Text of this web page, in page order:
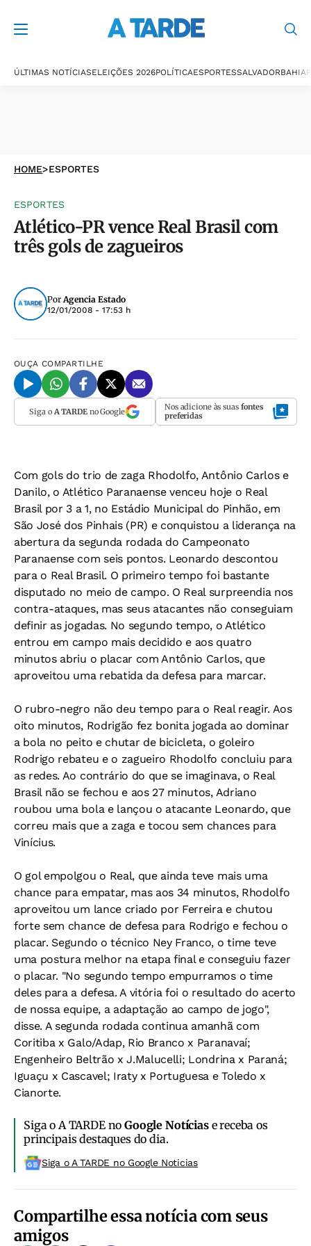
ÚLTIMAS NOTÍCIASELEIÇÕES 2026POLÍTICAESPORTESSALVADORBAHIA
HOME>ESPORTES
ESPORTES
Atlético-PR vence Real Brasil com
três gols de zagueiros
PorAgencia Estado
12/01/2008 - 17:53 h
OUÇA COMPARTILHE
Siga o A TARDEno Google Nos adicione às suas fontes
preferidas
Com gols do trio de zaga Rhodolfo, Antônio Carlos e
Danilo, o Atlético Paranaense venceu hoje o Real
Brasil por 3 a 1, no Estádio Municipal do Pinhão, em
São José dos Pinhais (PR) e conquistou a liderança na
abertura da segunda rodada do Campeonato
Paranaense com seis pontos. Leonardo descontou
para o Real Brasil. O primeiro tempo foi bastante
disputado no meio de campo. O Real surpreendia nos
contra-ataques, mas seus atacantes não conseguiam
definir as jogadas. No segundo tempo, o Atlético
entrou em campo mais decidido e aos quatro
minutos abriu o placar com Antônio Carlos, que
aproveitou uma rebatida da defesa para marcar.
O rubro-negro não deu tempo para o Real reagir. Aos
oito minutos, Rodrigão fez bonita jogada ao dominar
a bola no peito e chutar de bicicleta, o goleiro
Rodrigo rebateu e o zagueiro Rhodolfo concluiu para
as redes. Ao contrário do que se imaginava, o Real
Brasil não se fechou e aos 27 minutos, Adriano
roubou uma bola e lançou o atacante Leonardo, que
correu mais que a zaga e tocou sem chances para
Vinícius.
O gol empolgou o Real, que ainda teve mais uma
chance para empatar, mas aos 34 minutos, Rhodolfo
aproveitou um lance criado por Ferreira e chutou
forte sem chance de defesa para Rodrigo e fechou o
placar. Segundo o técnico Ney Franco, o time teve
uma postura melhor na etapa final e conseguiu fazer
o placar. "No segundo tempo empurramos o time
deles para a defesa. A vitória foi o resultado do acerto
de nossa equipe, a adaptação ao campo de jogo",
disse. A segunda rodada continua amanhã com
Coritiba x Galo/Adap, Rio Branco x Paranavaí;
Engenheiro Beltrão x J.Malucelli; Londrina x Paraná;
Iguaçu x Cascavel; Iraty x Portuguesa e Toledo x
Cianorte.
Siga o A TARDE noGoogle Notíciase receba os
principais destaques do dia.
Siga o A TARDE no Google Noticias
Compartilhe essa notícia com seus
amigos